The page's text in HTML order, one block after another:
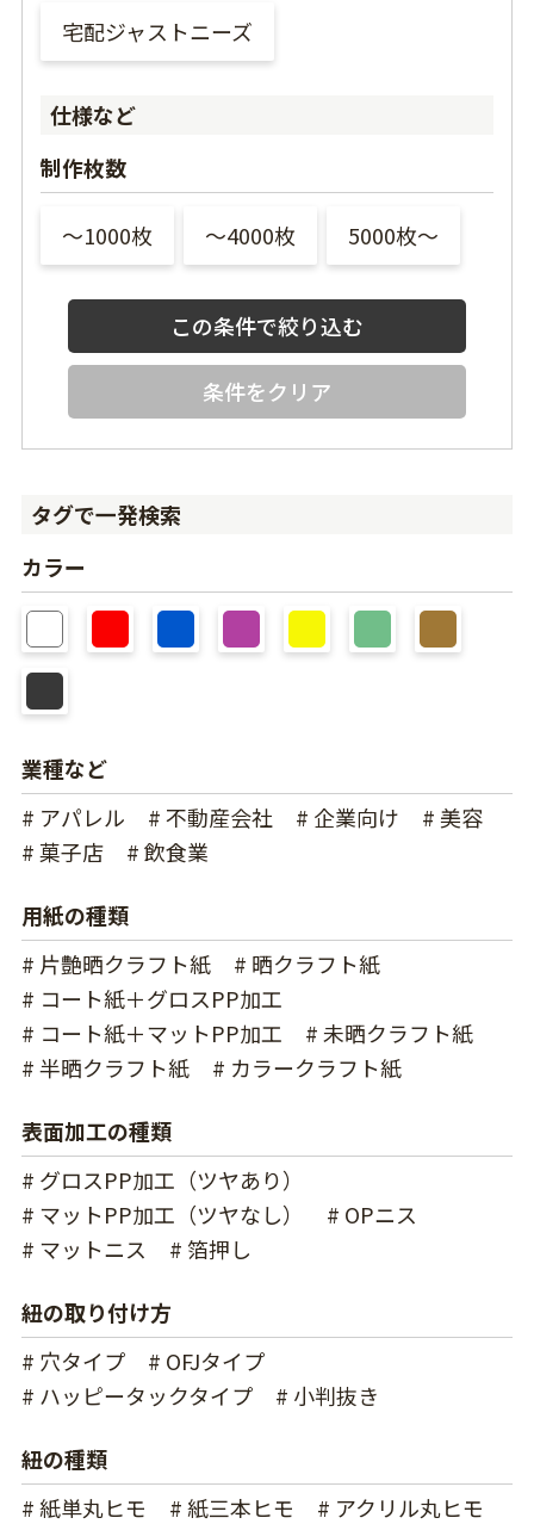
宅配ジャストニーズ
仕様など
制作枚数
〜1000枚 〜4000枚 5000枚〜
条件をクリア
タグで一発検索
カラー
業種など
# アパレル
# 不動産会社 # 企業向け
# 美容
# 菓子店
# 飲食業
用紙の種類
# 片艶晒クラフト紙
# 晒クラフト紙
# コート紙＋グロスPP加工
# コート紙＋マットPP加工
# 未晒クラフト紙
# 半晒クラフト紙
# カラークラフト紙
表面加工の種類
# グロスPP加工（ツヤあり）
# マットPP加工（ツヤなし）
# OPニス
# マットニス
# 箔押し
紐の取り付け方
# 穴タイプ
# OFJタイプ
# ハッピータックタイプ
# 小判抜き
紐の種類
# 紙単丸ヒモ
# 紙三本ヒモ
# アクリル丸ヒモ